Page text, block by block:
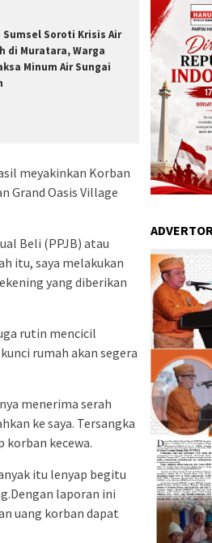
Sumsel Soroti Krisis Air
di Muratara, Warga
Minum Air Sungai
meyakinkan Korban
Grand Oasis Village
Beli (PPJB) atau
itu, saya melakukan
yang diberikan
rutin mencicil
rumah akan segera
menerima serah
ke saya. Tersangka
korban kecewa.
itu lenyap begitu
laporan ini
uang korban dapat